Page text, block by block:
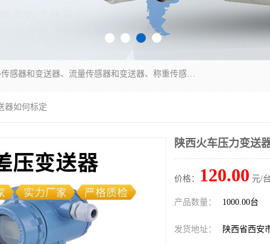
是集开发、生产和经营压力传感器和变送器、位移传感器和变送器、流量传感器和变送器、称重传感器和变送器、测力传感器和变送器、温湿度传感器和变送器、扭矩传感器、智能数显控制仪表等产品的化高新技术企业。
器如何标定
陕西火车压力变送
价格： 120.00 元/
产品数量： 1000.00台
发货地址： 陕西省西安